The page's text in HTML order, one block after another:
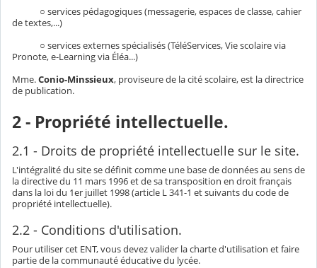
○ services pédagogiques (messagerie, espaces de classe, cahier
de textes,...)
○ services externes spécialisés (TéléServices, Vie scolaire via
Pronote, e-Learning via Éléa...)
Mme.Conio-Minssieux, proviseure de la cité scolaire, est la directrice
de publication.
2 - Propriété intellectuelle.
2.1 - Droits de propriété intellectuelle sur le site.
L'intégralité du site se définit comme une base de données au sens de
la directive du 11 mars 1996 et de sa transposition en droit français
dans la loi du 1er juillet 1998 (article L 341-1 et suivants du code de
propriété intellectuelle).
2.2 - Conditions d'utilisation.
Pour utiliser cet ENT, vous devez valider la charte d'utilisation et faire
partie de la communauté éducative du lycée.